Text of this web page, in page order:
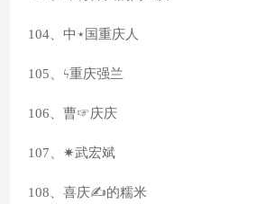
104、中⋆国重庆人
105、ϟ重庆强兰
106、曹☞庆庆
107、✷武宏斌
108、喜庆✍的糯米